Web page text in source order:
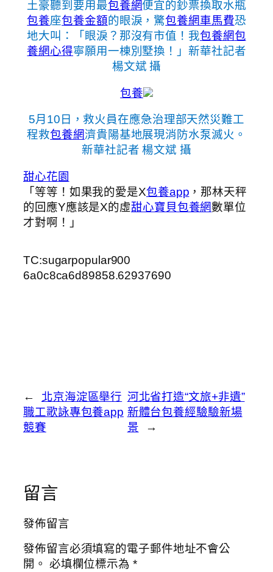
土豪聽到要用最包養網便宜的鈔票換取水瓶
包養座包養金額的眼淚，驚包養網車馬費恐
地大叫：「眼淚？那沒有市值！我包養網包
養網心得寧願用一棟別墅換！」新華社記者
楊文斌 攝
包養
5月10日，救火員在應急治理部天然災難工
程救包養網濟貴陽基地展現消防水泵滅火。
新華社記者 楊文斌 攝
甜心花園
「等等！如果我的愛是X包養app ，那林天秤
的回應Y應該是X的虛甜心寶貝包養網數單位
才對啊！」
TC:sugarpopular900
6a0c8ca6d89858.62937690
←
北京海淀區舉行
職工歌詠專包養app
競賽
河北省打造“文旅+非遺”
新體台包養經驗驗新場
景
→
留言
發佈留言
發佈留言必須填寫的電子郵件地址不會公
開。 必填欄位標示為 *